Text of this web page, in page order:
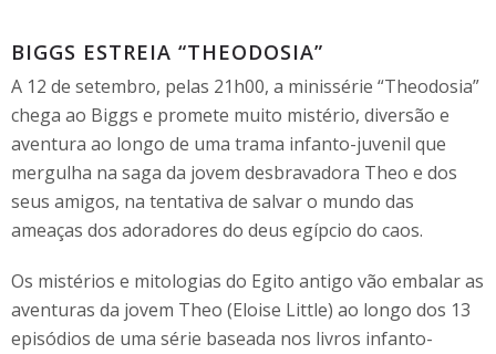
BIGGS ESTREIA “THEODOSIA”
A 12 de setembro, pelas 21h00, a minissérie “Theodosia”
chega ao Biggs e promete muito mistério, diversão e
aventura ao longo de uma trama infanto-juvenil que
mergulha na saga da jovem desbravadora Theo e dos
seus amigos, na tentativa de salvar o mundo das
ameaças dos adoradores do deus egípcio do caos.
Os mistérios e mitologias do Egito antigo vão embalar as
aventuras da jovem Theo (Eloise Little) ao longo dos 13
episódios de uma série baseada nos livros infanto-